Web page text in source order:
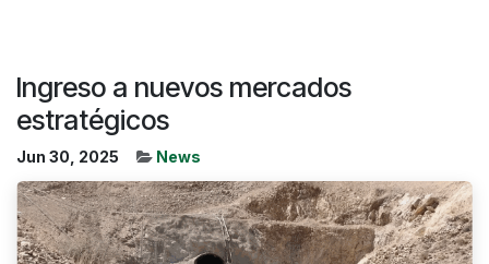
Ingreso a nuevos mercados
estratégicos
Jun 30, 2025 News